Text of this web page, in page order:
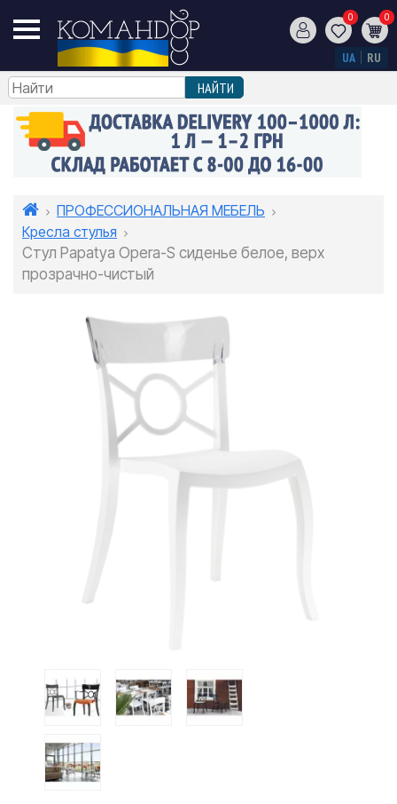
0 0
UA RU
ПРОФЕССИОНАЛЬНАЯ МЕБЕЛЬ
Кресла стулья
Стул Papatya Opera-S сиденье белое, верх
прозрачно-чистый